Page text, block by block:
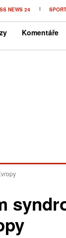
NEWS 24
Komentáře